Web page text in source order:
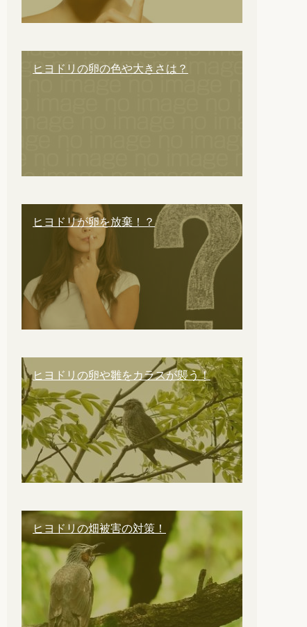
ヒヨドリの卵の色や大きさは？
ヒヨドリが卵を放棄！？
ヒヨドリの卵や雛をカラスが襲う！
ヒヨドリの畑被害の対策！